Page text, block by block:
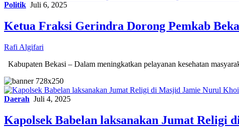
Politik Juli 6, 2025
Ketua Fraksi Gerindra Dorong Pemkab
Rafi Algifari
Kabupaten Bekasi – Dalam meningkatkan pelayanan kesehatan
Daerah Juli 4, 2025
Kapolsek Babelan laksanakan Jumat Religi